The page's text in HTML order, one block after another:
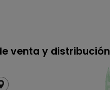
venta y distribución